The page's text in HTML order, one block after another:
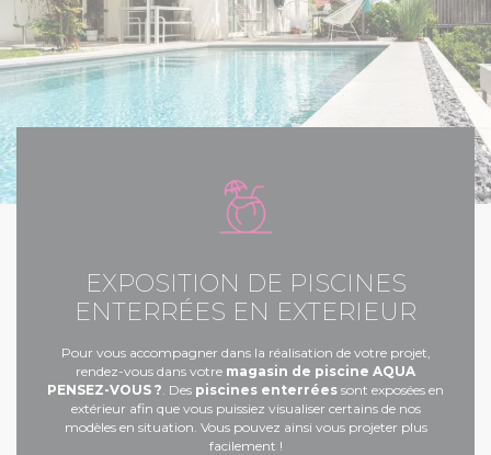
EXPOSITION DE PISCINES
ENTERRÉES EN EXTERIEUR
Pour vous accompagner dans la réalisation de votre projet,
rendez-vous dans votre magasin de piscine AQUA
PENSEZ-VOUS ? . Des piscines enterrées sont exposées en
extérieur afin que vous puissiez visualiser certains de nos
modèles en situation. Vous pouvez ainsi vous projeter plus
facilement !